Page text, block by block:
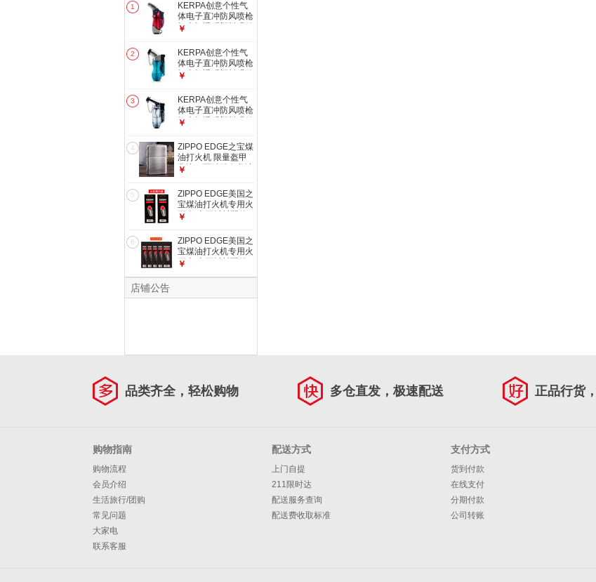
1
KERPA创意个性气
体电子直冲防风喷枪
打火机透明塑料强劲
黄蜂单直冲
￥
2
KERPA创意个性气
体电子直冲防风喷枪
打火机透明塑料强劲
芦单直冲
￥
3
KERPA创意个性气
体电子直冲防风喷枪
打火机透明塑料强劲
歌双直冲
￥
4
ZIPPO EDGE之宝煤
油打火机 限量盔甲
凿边三面精雕盘龙波
古银拉丝
￥
5
ZIPPO EDGE美国之
宝煤油打火机专用火
石 打火石耗材配件
￥
6
ZIPPO EDGE美国之
宝煤油打火机专用火
石 打火石耗材配件
￥
店铺公告
品类齐全，轻松购物 多仓直发，极速配送 正品行货
购物指南
购物流程
会员介绍
生活旅行/团购
常见问题
大家电
联系客服
配送方式
上门自提
211限时达
配送服务查询
配送费收取标准
支付方式
货到付款
在线支付
分期付款
公司转账